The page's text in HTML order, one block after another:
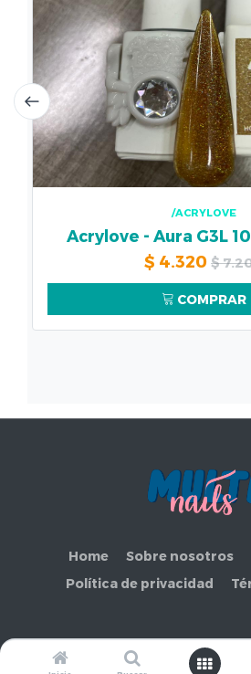
/ACRYLOVE
Acrylove - Aura G3L
$ 4.320 $
COMPRAR
Home Sobre nosotros
Política de privacidad
Copyright ©COMERCIAL